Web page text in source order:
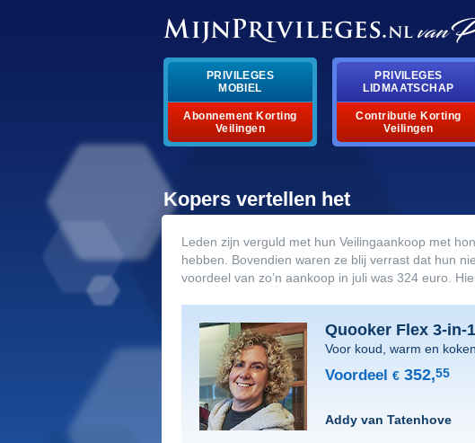
PRIVILEGES
MOBIEL
Abonnement Korting
Veilingen
PRIVILEGES
LIDMAATSCHAP
Contributie Korting
Veilingen
Kopers vertellen het
Leden zijn verguld met hun Veilingaankoop met
hebben. Bovendien waren ze blij verrast dat hun
voordeel van zo’n aankoop in juli was 324 euro.
Quooker Flex 3-in-
Voor koud, warm en
Voordeel € 352,55
Addy van Tatenhove